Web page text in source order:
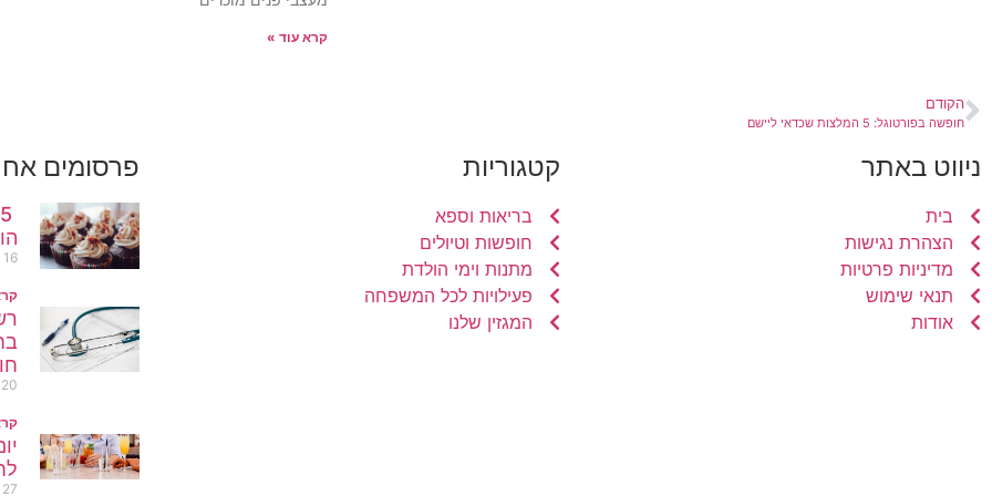
קרא עוד »
הקודם
חופשה בפורטוגל: 5 המלצות שכדאי ליישם
ניווט באתר
בית
הצהרת נגישות
מדיניות פרטיות
תנאי שימוש
אודות
קטגוריות
בריאות וספא
חופשות וטיולים
מתנות וימי הולדת
פעילויות לכל המשפחה
המגזין שלנו
פרסומים
16 ביוני 2020
20 ביוני 2021
27 במרץ 2019